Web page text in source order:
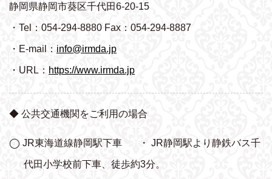
静岡県静岡市葵区千代田6-20-15
・Tel：054-294-8880 Fax：054-294-8887
・E-mail： info@irmda.jp
・URL： https://www.irmda.jp
◆ 公共交通機関をご利用の場合
◯ JR東海道線静岡駅下車 ・ JR静岡駅より静鉄バス千
代田小学校前下車、 徒歩約3分。